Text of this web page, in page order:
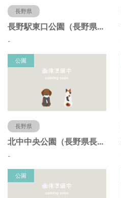
長野県
長野駅東口公園（長野県長野市）
-
公園
長野県
北中中央公園（長野県長野市）
-
公園